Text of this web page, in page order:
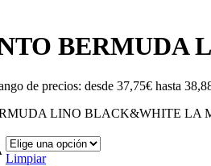
de precios: desde 37,75€ hasta
LINO BLACK&WHITE LA
Limpiar